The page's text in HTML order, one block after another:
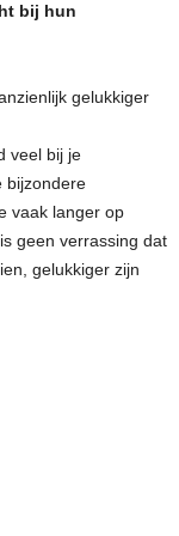
bij hun
gelukkiger
veel bij je
bijzondere
vaak langer op
geen verrassing dat
gelukkiger zijn